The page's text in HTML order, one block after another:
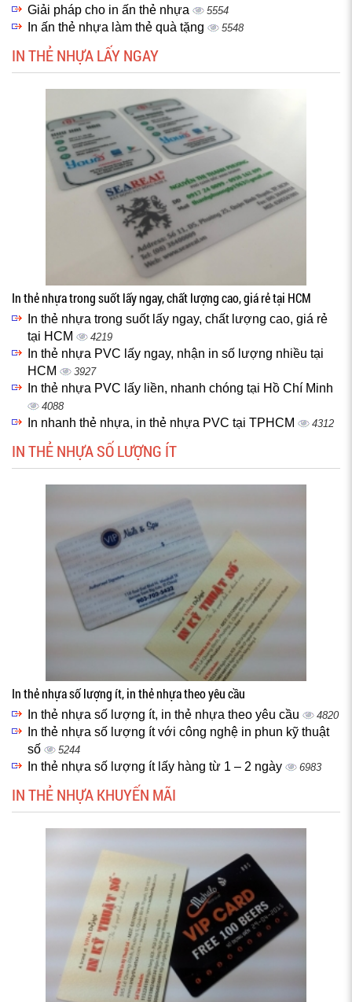
Giải pháp cho in ấn thẻ nhựa 5554
In ấn thẻ nhựa làm thẻ quà tặng 5548
IN THẺ NHỰA LẤY NGAY
In thẻ nhựa trong suốt lấy ngay, chất lượng cao, giá rẻ tại HCM
In thẻ nhựa trong suốt lấy ngay, chất lượng cao, giá rẻ
tại HCM
4219
In thẻ nhựa PVC lấy ngay, nhận in số lượng nhiều tại
HCM
3927
In thẻ nhựa PVC lấy liền, nhanh chóng tại Hồ Chí Minh
4088
In nhanh thẻ nhựa, in thẻ nhựa PVC tại TPHCM 4312
IN THẺ NHỰA SỐ LƯỢNG ÍT
In thẻ nhựa số lượng ít, in thẻ nhựa theo yêu cầu
In thẻ nhựa số lượng ít, in thẻ nhựa theo yêu cầu 4820
In thẻ nhựa số lượng ít với công nghệ in phun kỹ thuật
số
5244
In thẻ nhựa số lượng ít lấy hàng từ 1 – 2 ngày 6983
IN THẺ NHỰA KHUYẾN MÃI